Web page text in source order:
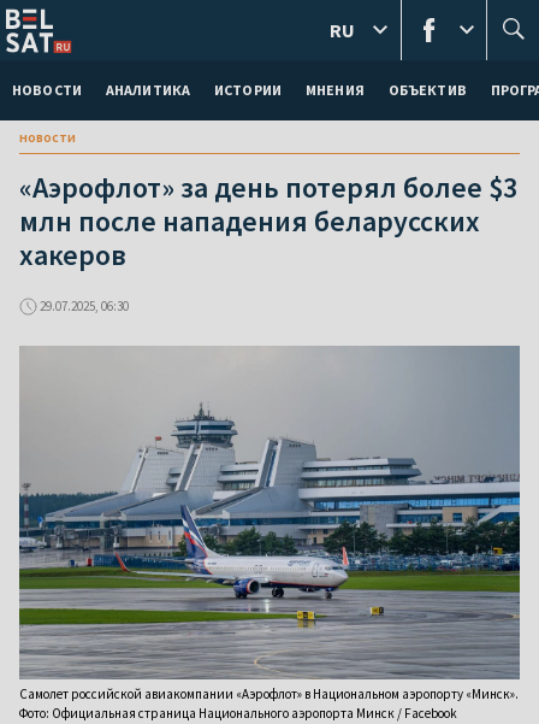
НОВОСТИ АНАЛИТИКА ИСТОРИИ МНЕНИЯ ОБЪЕКТИВ
RU
новости
«Аэрофлот» за день потерял более $3
млн после нападения беларусских
хакеров
29.07.2025, 06:30
Самолет российской авиакомпании «Аэрофлот» в Национальном аэропорту «Минск».
Фото: Официальная страница Национального аэропорта Минск / Facebook